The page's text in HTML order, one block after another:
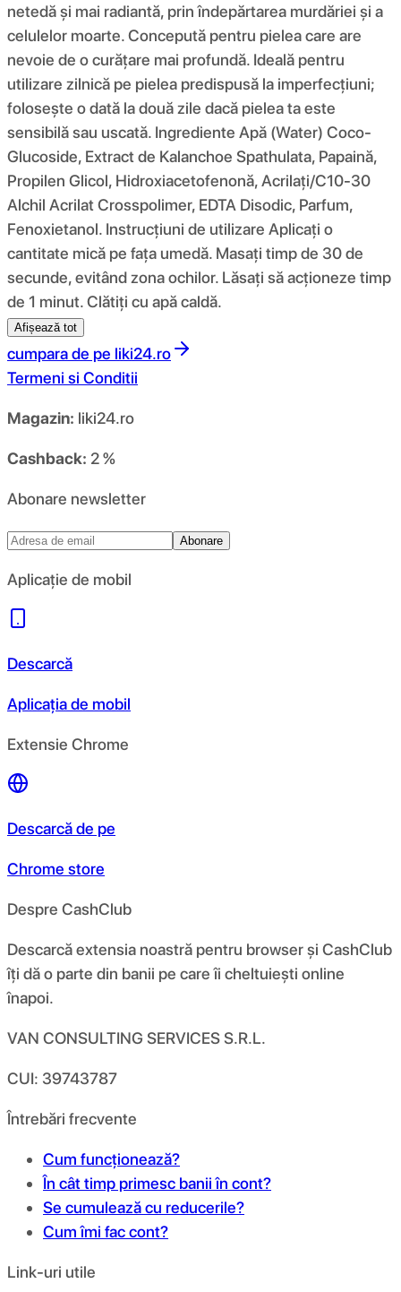
netedă și mai radiantă, prin îndepărtarea murdăriei și a
celulelor moarte. Concepută pentru pielea care are
nevoie de o curățare mai profundă. Ideală pentru
utilizare zilnică pe pielea predispusă la imperfecțiuni;
folosește o dată la două zile dacă pielea ta este
sensibilă sau uscată. Ingrediente Apă (Water) Coco-
Glucoside, Extract de Kalanchoe Spathulata, Papaină,
Propilen Glicol, Hidroxiacetofenonă, Acrilați/C10-30
Alchil Acrilat Crosspolimer, EDTA Disodic, Parfum,
Fenoxietanol. Instrucțiuni de utilizare Aplicați o
cantitate mică pe fața umedă. Masați timp de 30 de
secunde, evitând zona ochilor. Lăsați să acționeze timp
de 1 minut. Clătiți cu apă caldă.
Afișează tot
cumpara de pe liki24.ro
Termeni si Conditii
Magazin: liki24.ro
Cashback: 2 %
Abonare newsletter
Abonare
Aplicație de mobil
Descarcă
Aplicația de mobil
Extensie Chrome
Descarcă de pe
Chrome store
Despre CashClub
Descarcă extensia noastră pentru browser și CashClub
îți dă o parte din banii pe care îi cheltuiești online
înapoi.
VAN CONSULTING SERVICES S.R.L.
CUI: 39743787
Întrebări frecvente
Cum funcționează?
În cât timp primesc banii în cont?
Se cumulează cu reducerile?
Cum îmi fac cont?
Link-uri utile